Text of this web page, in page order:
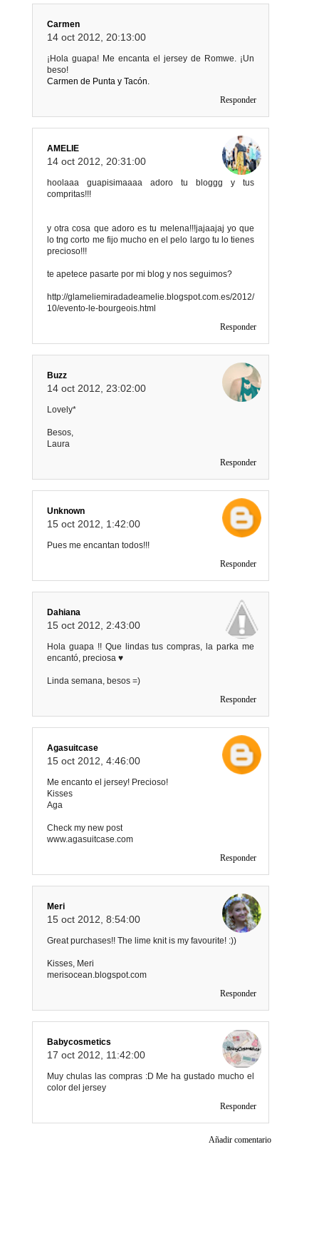
Carmen
14 oct 2012, 20:13:00
¡Hola guapa! Me encanta el jersey de Romwe. ¡Un
beso!
Carmen de Punta y Tacón.
Responder
AMELIE
14 oct 2012, 20:31:00
hoolaaa guapisimaaaa adoro tu bloggg y tus
compritas!!!
y otra cosa que adoro es tu melena!!!jajaajaj yo que
lo tng corto me fijo mucho en el pelo largo tu lo tienes
precioso!!!
te apetece pasarte por mi blog y nos seguimos?
http://glameliemiradadeamelie.blogspot.com.es/2012/
10/evento-le-bourgeois.html
Responder
Buzz
14 oct 2012, 23:02:00
Lovely*
Besos,
Laura
Responder
Unknown
15 oct 2012, 1:42:00
Pues me encantan todos!!!
Responder
Dahiana
15 oct 2012, 2:43:00
Hola guapa !! Que lindas tus compras, la parka me
encantó, preciosa ♥
Linda semana, besos =)
Responder
Agasuitcase
15 oct 2012, 4:46:00
Me encanto el jersey! Precioso!
Kisses
Aga
Check my new post
www.agasuitcase.com
Responder
Meri
15 oct 2012, 8:54:00
Great purchases!! The lime knit is my favourite! :))
Kisses, Meri
merisocean.blogspot.com
Responder
Babycosmetics
17 oct 2012, 11:42:00
Muy chulas las compras :D Me ha gustado mucho el
color del jersey
Responder
Añadir comentario